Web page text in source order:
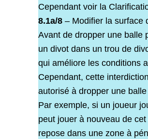
Cependant voir la
8.1a/8 – Modifier la surface
Avant de dropper une balle
un divot dans un trou de
qui améliore les conditions
Cependant, cette
autorisé à dropper une
Par exemple, si un joueur
peut jouer à nouveau de
repose dans une zone à